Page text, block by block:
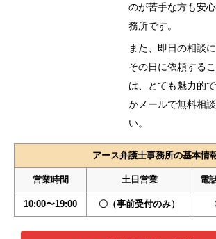
のが苦手な方も安
務所です。
また、即日の相談
その日に依頼する
は、とても魅力的
かメールで無料相
い。
アース弁護士事務所の基本情
営業時間 土日営業 電
10:00〜19:00 〇（事前受付のみ）